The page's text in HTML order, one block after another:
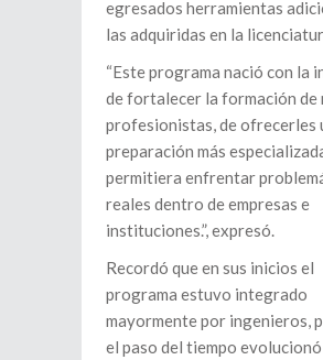
egresados herramientas
las adquiridas en la
“Este programa nació con la
de fortalecer la formación de
profesionistas, de ofrecerles
preparación más
permitiera enfrentar
reales dentro de empresas e
instituciones.”, expresó.
Recordó que en sus inicios el
programa estuvo integrado
mayormente por ingenieros,
el paso del tiempo